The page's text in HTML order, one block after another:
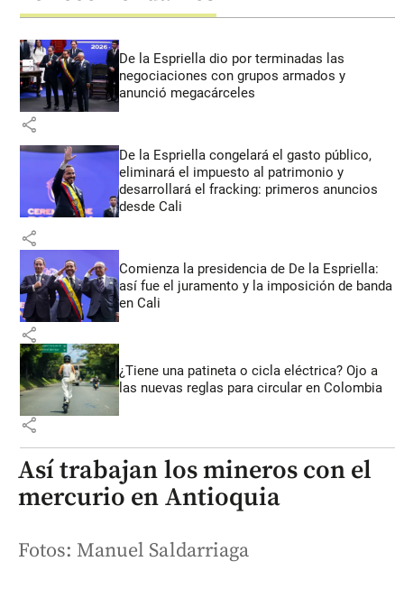
De la Espriella dio por terminadas las
negociaciones con grupos armados y
anunció megacárceles
share
De la Espriella congelará el gasto público,
eliminará el impuesto al patrimonio y
desarrollará el fracking: primeros anuncios
desde Cali
share
Comienza la presidencia de De la Espriella:
así fue el juramento y la imposición de banda
en Cali
share
¿Tiene una patineta o cicla eléctrica? Ojo a
las nuevas reglas para circular en Colombia
share
Así trabajan los mineros con el
mercurio en Antioquia
Fotos: Manuel Saldarriaga